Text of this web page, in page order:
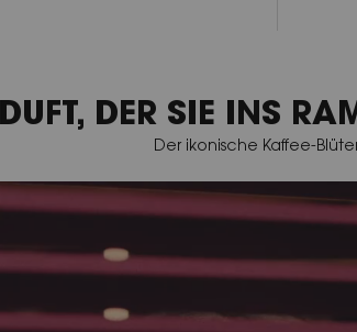
DER SIE INS
Der ikonische Kaffee-